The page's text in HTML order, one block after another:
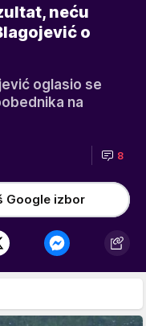
neću
o
oglasio se
na
8
Google izbor